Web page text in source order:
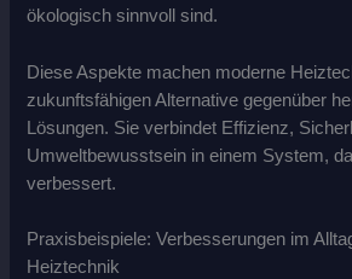
ökologisch sinnvoll sind.
Diese Aspekte machen moderne
zukunftsfähigen Alternative gegenüber
Lösungen. Sie verbindet Effizienz,
Umweltbewusstsein in einem System,
verbessert.
Praxisbeispiele: Verbesserungen im
Heiztechnik